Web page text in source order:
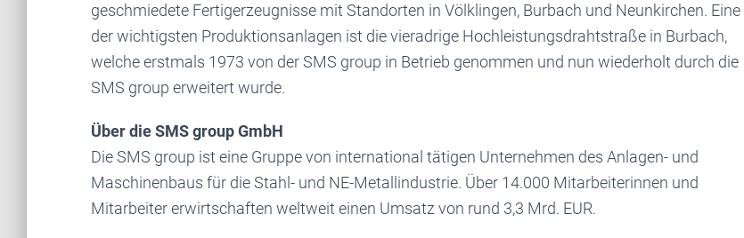
geschmiedete Fertigerzeugnisse mit Standorten in Völklingen, Burbach und Neunkirchen. Eine
der wichtigsten Produktionsanlagen ist die vieradrige Hochleistungsdraht­straße in Burbach,
welche erstmals 1973 von der SMS group in Betrieb genommen und nun wiederholt durch die
SMS group erweitert wurde.
Über die SMS group GmbH
Die SMS group ist eine Gruppe von international tätigen Unternehmen des Anlagen- und
Maschinenbaus für die Stahl- und NE-Metallindustrie. Über 14.000 Mitarbeiterinnen und
Mitarbeiter erwirtschaften weltweit einen Umsatz von rund 3,3 Mrd. EUR.